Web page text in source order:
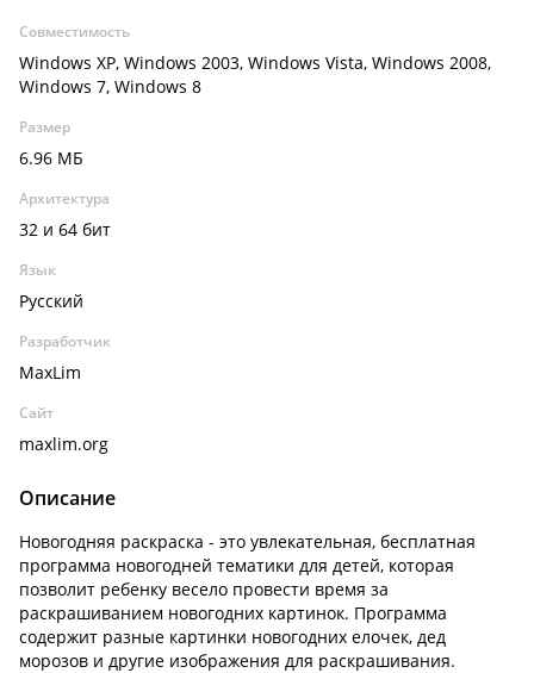
Совместимость
Windows XP, Windows 2003, Windows Vista, Windows 2008,
Windows 7, Windows 8
Размер
6.96 МБ
Архитектура
32 и 64 бит
Язык
Русский
Разработчик
MaxLim
Сайт
maxlim.org
Описание
Новогодняя раскраска - это увлекательная, бесплатная
программа новогодней тематики для детей, которая
позволит ребенку весело провести время за
раскрашиванием новогодних картинок. Программа
содержит разные картинки новогодних елочек, дед
морозов и другие изображения для раскрашивания.